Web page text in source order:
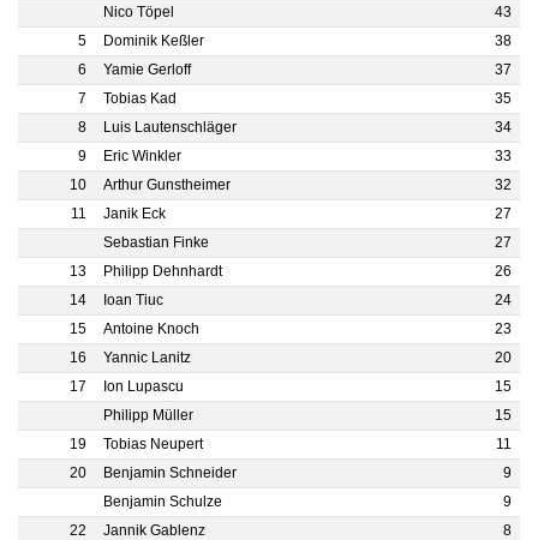
Nico Töpel
43
5
Dominik Keßler
38
6
Yamie Gerloff
37
7
Tobias Kad
35
8
Luis Lautenschläger
34
9
Eric Winkler
33
10
Arthur Gunstheimer
32
11
Janik Eck
27
Sebastian Finke
27
13
Philipp Dehnhardt
26
14
Ioan Tiuc
24
15
Antoine Knoch
23
16
Yannic Lanitz
20
17
Ion Lupascu
15
Philipp Müller
15
19
Tobias Neupert
11
20
Benjamin Schneider
9
Benjamin Schulze
9
22
Jannik Gablenz
8